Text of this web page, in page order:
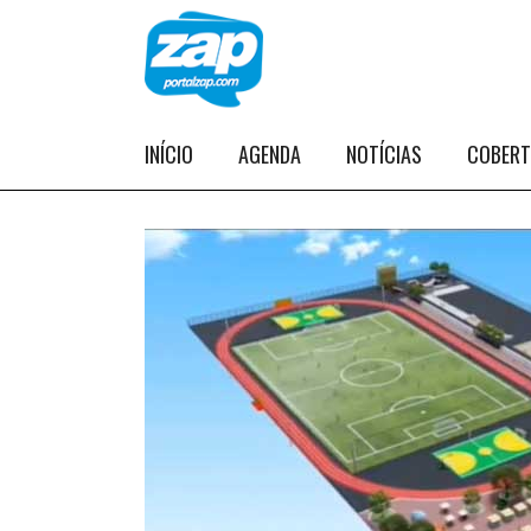
INÍCIO AGENDA NOTÍCIAS